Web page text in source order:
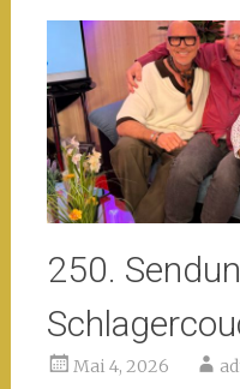
250.
Mai 4, 2026